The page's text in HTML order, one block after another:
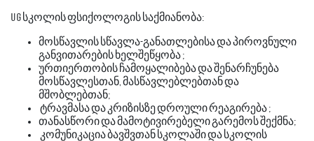
UGსკოლისფსიქოლოგისსაქმიანობა:
მოსწავლისსწავლა-განათლებისადაპიროვნული
განვითარებისხელშეწყობა;
ურთიერთობისჩამოყალიბებადაშენარჩუნება
მოსწავლესთან,მასწავლებლებთანდა
მშობლებთან;
ტრავმასადაკრიზისზედროულირეაგირება;
თანასწორიდამამოტივირებელიგარემოსშექმნა;
კომუნიკაციაბავშვთანსკოლაშიდასკოლის